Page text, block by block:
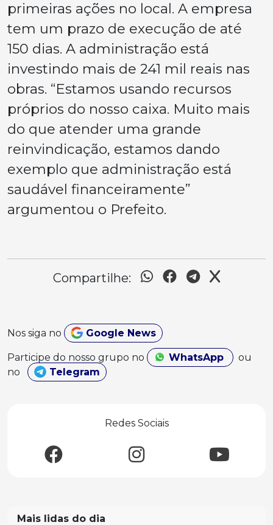
primeiras ações no local. A empresa
tem um prazo de execução de até
150 dias. A administração está
investindo mais de 241 mil reais nas
obras. “Estamos usando recursos
próprios do nosso caixa. Muito mais
do que atender uma grande
reinvindicação, estamos dando
exemplo que administração está
saudável financeiramente”
argumentou o Prefeito.
Compartilhe:
Nos siga no Google News
Participe do nosso grupo no WhatsApp
ou
no
Telegram
Redes Sociais
Mais lidas do dia